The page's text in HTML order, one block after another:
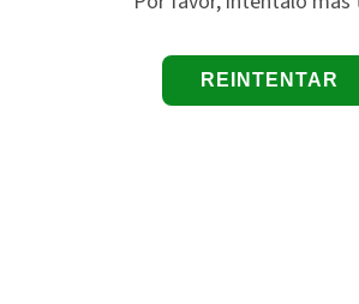
REINTENTAR